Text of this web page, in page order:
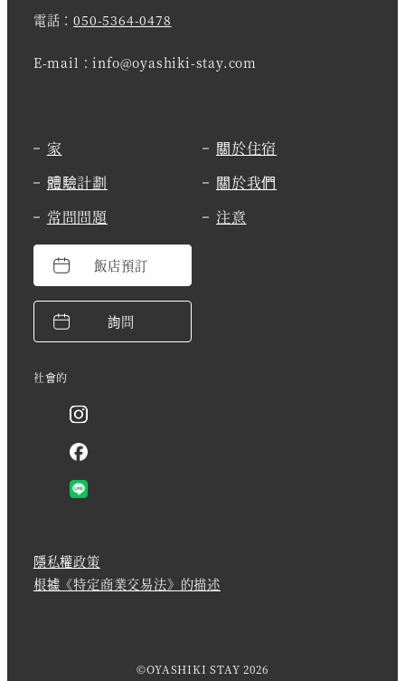
電話：050-5364-0478
E-mail：info@oyashiki-stay.com
家
關於住宿
體驗計劃
關於我們
常問問題
注意
飯店預訂
詢問
社會的
隱私權政策
根據《特定商業交易法》的描述
©OYASHIKI STAY 2026